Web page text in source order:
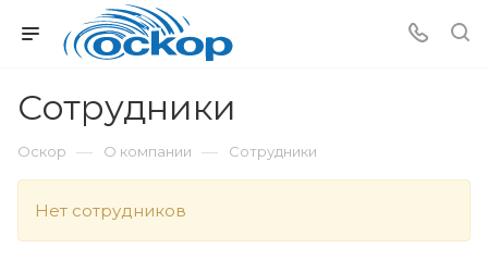
Сотрудники
Оскор — О компании — Сотрудники
Нет сотрудников